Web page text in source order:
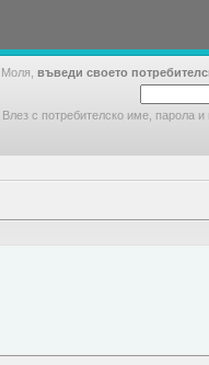
. Моля, въведи своето
Влез с потребителско име, парола